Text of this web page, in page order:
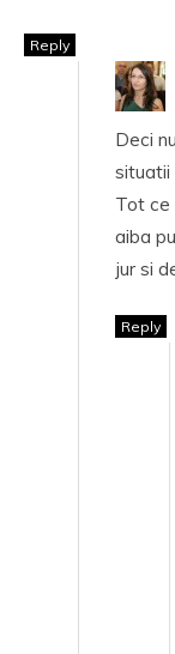
Reply
Deci
situatii
Tot ce
aiba
jur si
Reply